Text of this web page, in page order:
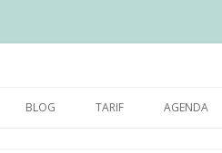
BLOG TARIF AGENDA